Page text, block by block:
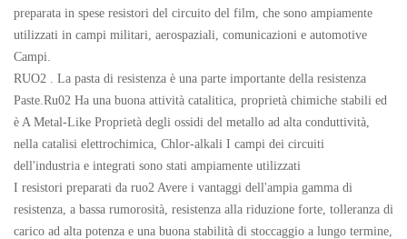
preparata in spese resistori del circuito del film, che sono ampiamente
utilizzati in campi militari, aerospaziali, comunicazioni e automotive
Campi.
RUO2 . La pasta di resistenza è una parte importante della resistenza
Paste.Ru02 Ha una buona attività catalitica, proprietà chimiche stabili ed
è A Metal-Like Proprietà degli ossidi del metallo ad alta conduttività,
nella catalisi elettrochimica, Chlor-alkali I campi dei circuiti
dell'industria e integrati sono stati ampiamente utilizzati
I resistori preparati da ruo2 Avere i vantaggi dell'ampia gamma di
resistenza, a bassa rumorosità, resistenza alla riduzione forte, tolleranza di
carico ad alta potenza e una buona stabilità di stoccaggio a lungo termine,